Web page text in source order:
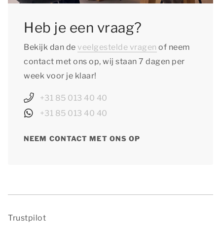
Heb je een vraag?
Bekijk dan de veelgestelde vragen of neem
contact met ons op, wij staan 7 dagen per
week voor je klaar!
+31 85 013 40 40
+31 85 013 40 40
NEEM CONTACT MET ONS OP
Trustpilot